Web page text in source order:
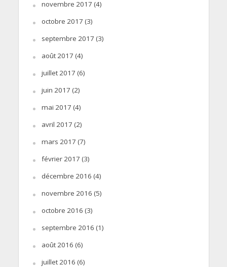
novembre 2017 (4)
octobre 2017 (3)
septembre 2017 (3)
août 2017 (4)
juillet 2017 (6)
juin 2017 (2)
mai 2017 (4)
avril 2017 (2)
mars 2017 (7)
février 2017 (3)
décembre 2016 (4)
novembre 2016 (5)
octobre 2016 (3)
septembre 2016 (1)
août 2016 (6)
juillet 2016 (6)